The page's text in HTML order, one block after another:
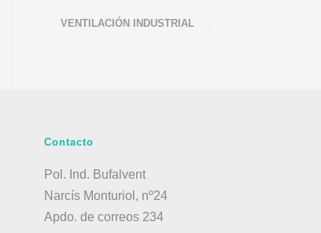
VENTILACIÓN INDUSTRIAL
Contacto
Pol. Ind. Bufalvent
Narcís Monturiol, nº24
Apdo. de correos 234